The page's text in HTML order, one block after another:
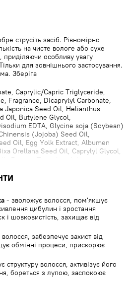
струсіть засіб. Рівномірно
на чисте вологе або сухе
приділяючи особливу увагу
для зовнішнього застосування.
Зберіга
Caprylic/Capric Triglyceride,
Fragrance, Dicaprylyl Carbonate,
Japonica Seed Oil, Helianthus
Oil, Butylene Glycol,
EDTA, Glycine soja (Soybean)
(Jojoba) Seed Oil,
Oil, Egg Yolk Extract, Albumen
Orellana Seed Oil, Caprylyl Glycol,
Extract, Tocopherol, Limonene,
Geraniol, Alpha-Isomethyl Ionone
- зволожує волосся, пом'якшує
цибулин і зростання
і шовковистість, захищає від
забезпечує захист від
обмінні процеси, прискорює
структуру волосся, активізує його
бореться з лупою, заспокоює